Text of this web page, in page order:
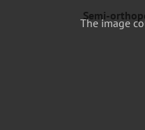
The image
Semi-